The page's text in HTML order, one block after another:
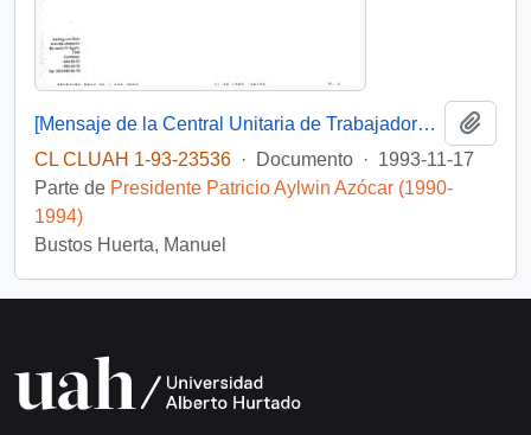
[Mensaje de la Central Unitaria de Trabajadores dirigido al Jefe de Gabinete Presidencial, mediante el cual adjunta solicitud del Sindicato de Estibadores N° 1 de Penco-Lirquén]
CL CLUAH 1-93-23536 · Documento · 1993-11-17
Parte de Presidente Patricio Aylwin Azócar (1990-
1994)
Bustos Huerta, Manuel